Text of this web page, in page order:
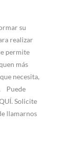
su
realizar
permite
más
necesita,
Puede
Solicite
llamarnos